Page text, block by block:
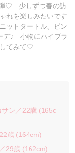
弾♡ 少しずつ春の訪
れを楽しみたいです
ットタートル、ピン
デ♪ 小物にハイブラ
てみて♡
サン／22歳 (165c
歳 (164cm)
29歳 (162cm)